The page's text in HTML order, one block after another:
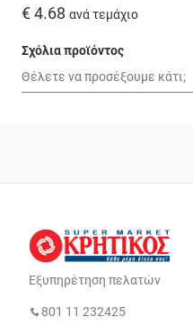
€ 4.68 ανά τεμάχιο
Σχόλια προϊόντος
Εξυπηρέτηση πελατών
801 11 232425